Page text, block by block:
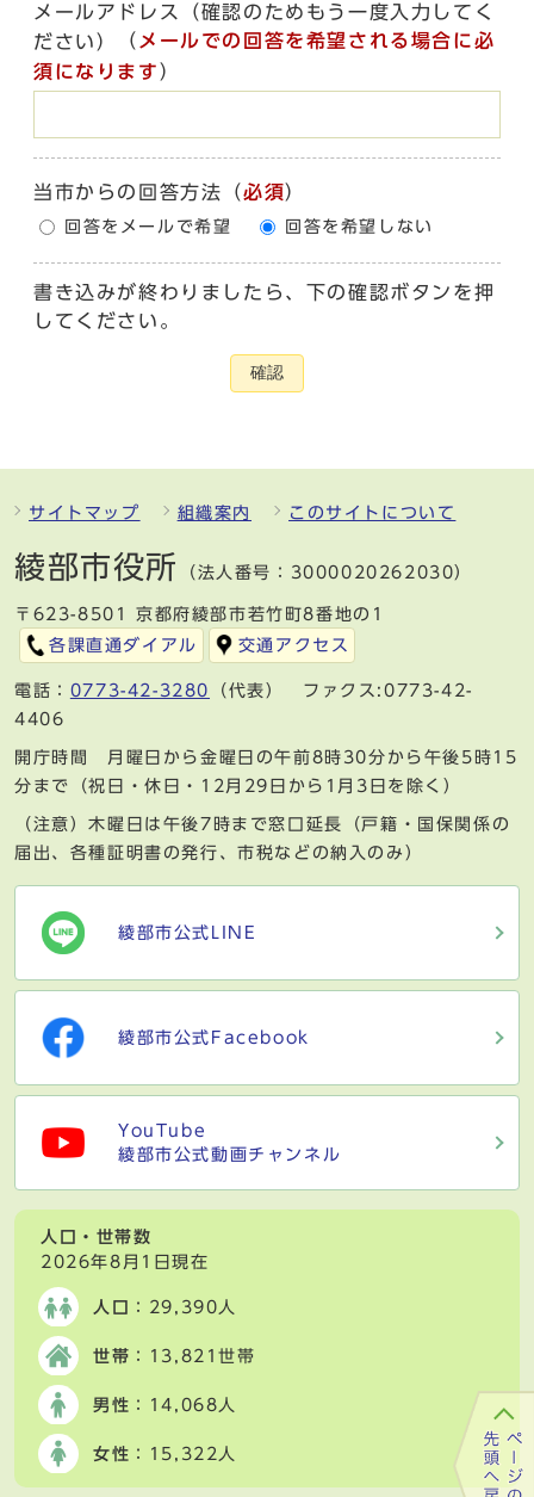
メールアドレス（確認のためもう一度入力してく
ださい）
（ メールでの回答を希望される場合に必
須になります ）
当市からの回答方法 （必須）
回答をメールで希望 回答を希望しない
書き込みが終わりましたら、下の確認ボタンを押
してください。
確認
サイトマップ 組織案内 このサイトについて
綾部市役所 （法人番号：3000020262030）
〒623-8501 京都府綾部市若竹町8番地の1
各課直通ダイアル
交通アクセス
電話： 0773-42-3280
（代表） ファクス:0773-42-
4406
開庁時間 月曜日から金曜日の午前8時30分から午後5時15
分まで（祝日・休日・12月29日から1月3日を除く）
（注意）木曜日は午後7時まで窓口延長（戸籍・国保関係の
届出、各種証明書の発行、市税などの納入のみ）
綾部市公式LINE
綾部市公式Facebook
YouTube
綾部市公式動画チャンネル
人口・世帯数
2026年8月1日現在
人口 ：29,390人
世帯 ：13,821世帯
男性 ：14,068人
女性 ：15,322人